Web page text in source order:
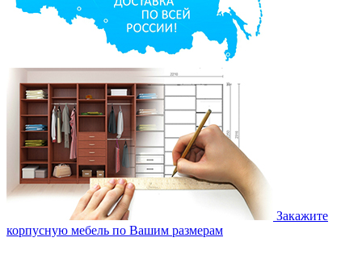
Закажите
корпусную мебель по Вашим размерам